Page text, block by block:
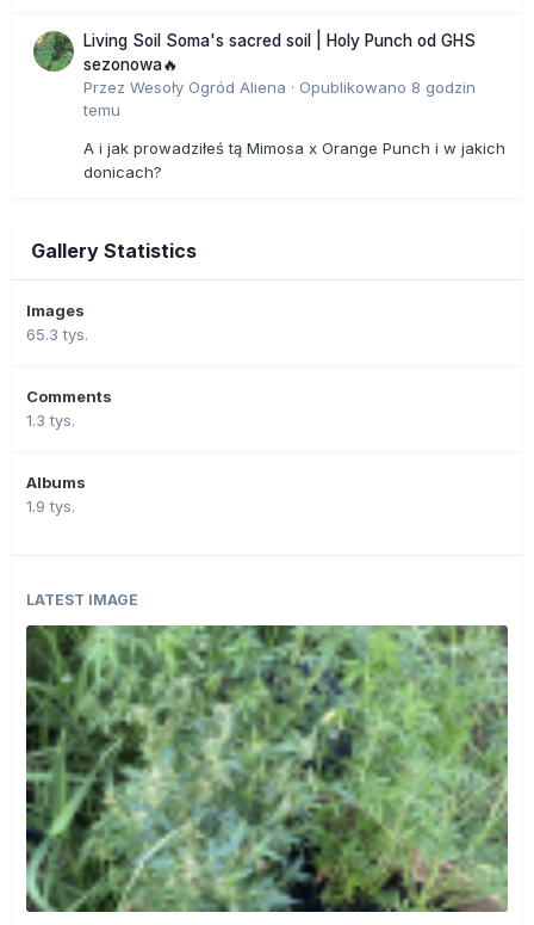
Living Soil Soma's sacred soil | Holy Punch od GHS
sezonowa🔥
Przez Wesoły Ogród Aliena · Opublikowano 8 godzin
temu
A i jak prowadziłeś tą Mimosa x Orange Punch i w jakich
donicach?
Gallery Statistics
Images
65.3 tys.
Comments
1.3 tys.
Albums
1.9 tys.
LATEST IMAGE